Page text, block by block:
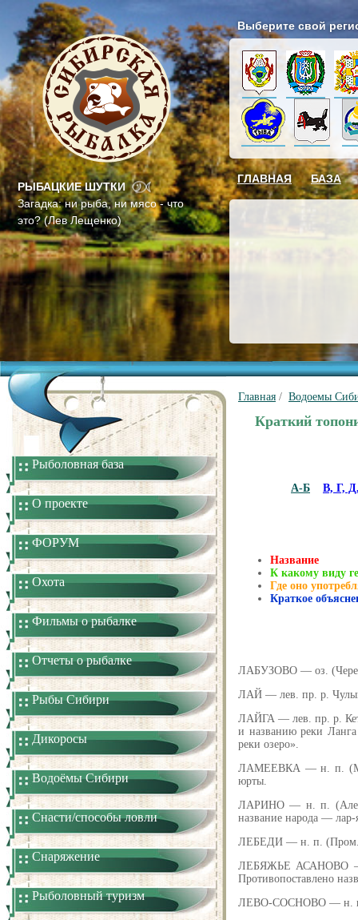
РЫБАЦКИЕ ШУТКИ
Загадка: ни рыба, ни мясо - что
это? (Лев Лещенко)
Выберите свой
ГЛАВНАЯ БАЗА
Рыболовная база
О проекте
ФОРУМ
Охота
Фильмы о рыбалке
Отчеты о рыбалке
Рыбы Сибири
Дикоросы
Водоёмы Сибири
Снасти/способы ловли
Снаряжение
Рыболовный туризм
Главная / Водоемы
Краткий
А-Б В, Г,
Название
К какому виду
Где оно
Краткое
ЛАБУЗОВО — оз.
ЛАЙ — лев. пр. р.
ЛАЙГА — лев. пр. р.
и названию реки Ланга
реки озеро».
ЛАМЕЕВКА — н. п.
юрты.
ЛАРИНО — н. п.
название народа — лар-
ЛЕБЕДИ — н. п.
ЛЕБЯЖЬЕ АСАНОВО —
Противопоставлено
ЛЕВО-СОСНОВО — н. п.